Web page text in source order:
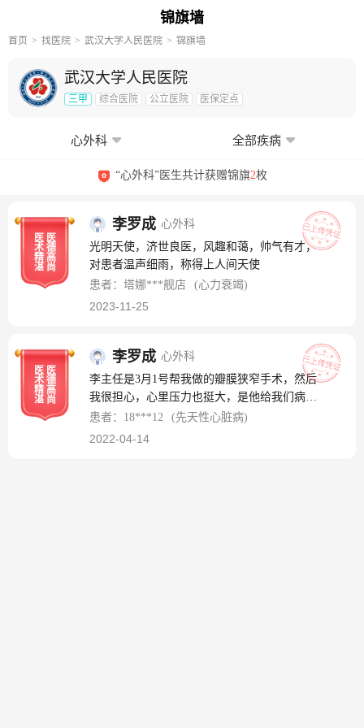
锦旗墙
首页 找医院 武汉大学人民医院 锦旗墙
武汉大学人民医院
三甲 综合医院 公立医院 医保定点
“心外科”医生共计获赠锦旗2枚
心外科 全部疾病
医
术
精
湛
医
德
高
尚
李罗成 心外科
光明天使，济世良医，风趣和蔼，帅气有才，
对患者温声细雨，称得上人间天使
患者：塔娜***舰店
(心力衰竭)
2023-11-25
医
术
精
湛
医
德
高
尚
李罗成 心外科
李主任是3月1号帮我做的瓣膜狭窄手术，然后
我很担心，心里压力也挺大，是他给我们病人
一路关心安慰，让我内心平静下来了，让我很
顺利出院了，昨天是4月13号去复查了，内心
患者：18***12 (先天性心脏病)
2022-04-14